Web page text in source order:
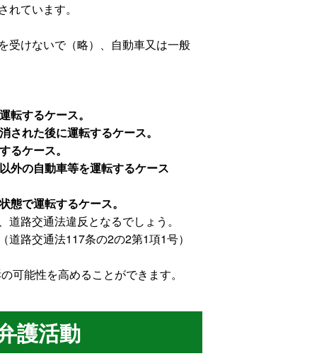
ています。
受けないで（略）、自動車又は一般
転するケース。
れた後に運転するケース。
るケース。
外の自動車等を運転するケース
態で運転するケース。
路交通法違反となるでしょう。
路交通法117条の2の2第1項1号）
可能性を高めることができます。
護活動